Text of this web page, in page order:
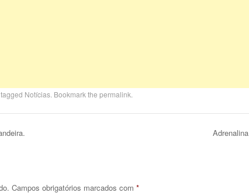
Notícias. Bookmark the permalink
Adrenalina
Campos obrigatórios marcados com *